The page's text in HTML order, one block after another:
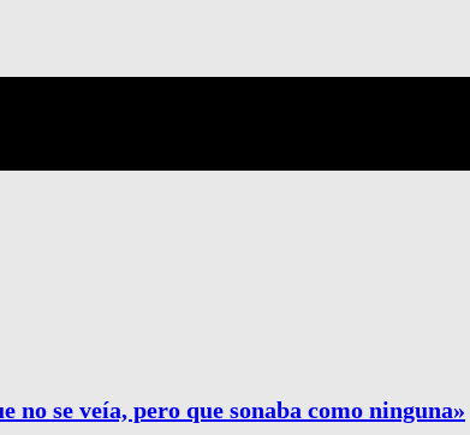
se veía, pero que sonaba como ninguna»